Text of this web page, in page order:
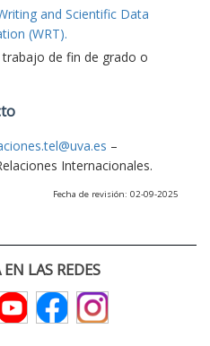
and Scientific Data
(WRT).
trabajo de fin de grado o
–
Internacionales.
Fecha de revisión: 02-09-2025
LAS REDES